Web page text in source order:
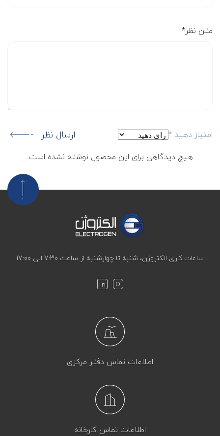
متن نظر*
امتیاز دهید * ارسال نظر
هیچ دیدگاهی برای این محصول نوشته نشده است.
ساعات کاری الکتروژن، شنبه تا چهارشنبه از ساعت 7:30 الی 17:00
اطلاعات تماس دفتر مرکزی
اطلاعات تماس کارخانه